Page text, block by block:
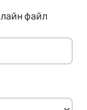
файл